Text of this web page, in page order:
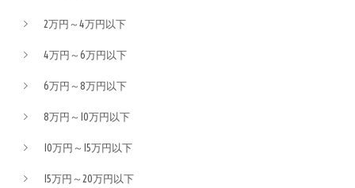
2万円～4万円以下
4万円～6万円以下
6万円～8万円以下
8万円～10万円以下
10万円～15万円以下
15万円～20万円以下